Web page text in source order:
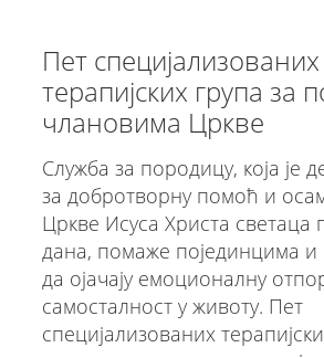
Пет специјализованих
терапијских група за
члановима Цркве
Служба за породицу, која је
за добротворну помоћ и
Цркве Исуса Христа светаца
дана, помаже појединцима
да ојачају емоционалну
самосталност у животу. Пет
специјализованих